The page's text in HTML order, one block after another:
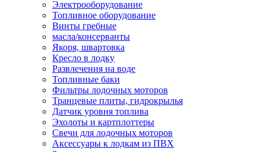
Электрооборудование
Топливное оборудование
Винты гребные
масла/консерванты
Якоря, швартовка
Кресло в лодку
Развлечения на воде
Топливные баки
Фильтры лодочных моторов
Транцевые плиты, гидрокрылья
Датчик уровня топлива
Эхолоты и картплоттеры
Cвечи для лодочных моторов
Аксессуары к лодкам из ПВХ